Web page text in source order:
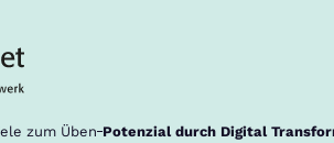
zum Üben Potenzial durch Digital